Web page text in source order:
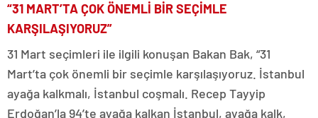
“31 MART’TA ÇOK ÖNEMLİ BİR SEÇİMLE
KARŞILAŞIYORUZ”
31 Mart seçimleri ile ilgili konuşan Bakan Bak, “31
Mart’ta çok önemli bir seçimle karşılaşıyoruz. İstanbul
ayağa kalkmalı, İstanbul coşmalı. Recep Tayyip
Erdoğan’la 94’te ayağa kalkan İstanbul, ayağa kalk,